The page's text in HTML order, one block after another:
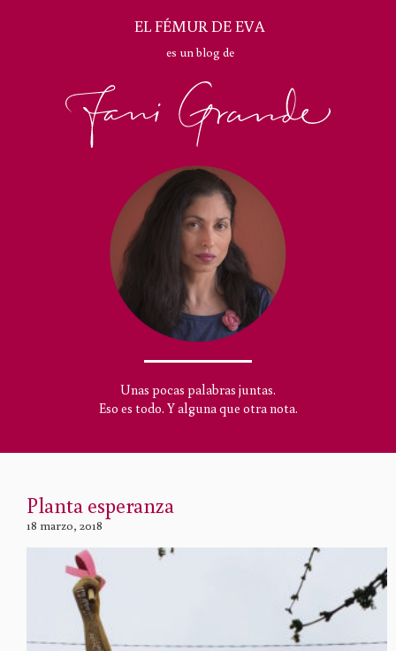
EL FÉMUR DE EVA
es un blog de
Unas pocas palabras juntas.
Eso es todo. Y alguna que otra nota.
Planta esperanza
18 marzo, 2018